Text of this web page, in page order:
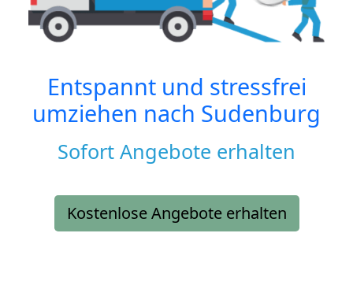
Entspannt und stressfrei
umziehen nach Sudenburg
Sofort Angebote erhalten
Kostenlose Angebote erhalten